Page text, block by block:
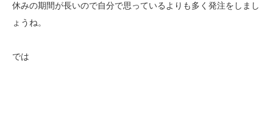
休みの期間が長いので自分で思っているよりも多く発注をしまし
ょうね。
では